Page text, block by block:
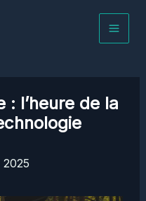
: l’heure de la
2025